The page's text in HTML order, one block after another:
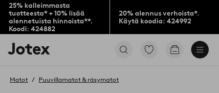
25% kalleimmasta
tuotteesta* + 10% lisää
alennetuista hinnoista**.
Koodi: 424882
20% alennus verhoista*.
Käytä koodia: 424992
Jotex-
logo
aloitussivulle
Siirry
Siirry
Matot Puuvillamatot & räsymatot